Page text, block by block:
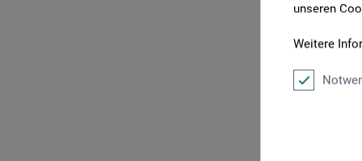
unseren
Weitere
ars nova